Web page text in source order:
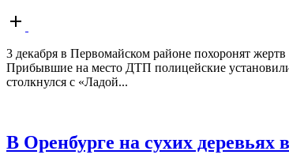
Open
post
3 декабря в Первомайском районе похоронят
Прибывшие на место ДТП полицейские установили,
столкнулся с «Ладой...
В Оренбурге на сухих